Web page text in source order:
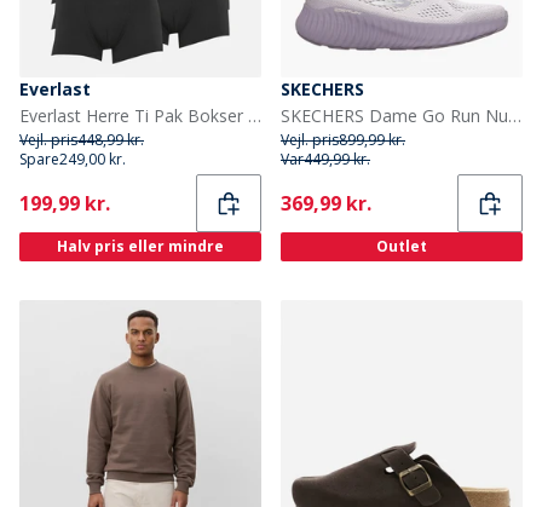
Everlast
Everlast Herre Ti Pak Bokser Sort
Vejl. pris448,99 kr.
Spare249,00 kr.
Current
199,99 kr.
Halv pris eller mindre
SKECHERS
SKECHERS Dame Go Run Nu Sneakers Lilla
Vejl. pris899,99 kr.
Var449,99 kr.
Current
369,99 kr.
Outlet